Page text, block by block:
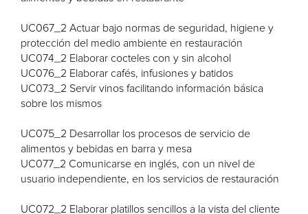
UC067_2 Actuar bajo normas de seguridad, higiene y
protección del medio ambiente en restauración
UC074_2 Elaborar cocteles con y sin alcohol
UC076_2 Elaborar cafés, infusiones y batidos
UC073_2 Servir vinos facilitando información básica
sobre los mismos
UC075_2 Desarrollar los procesos de servicio de
alimentos y bebidas en barra y mesa
UC077_2 Comunicarse en inglés, con un nivel de
usuario independiente, en los servicios de restauración
UC072_2 Elaborar platillos sencillos a la vista del cliente